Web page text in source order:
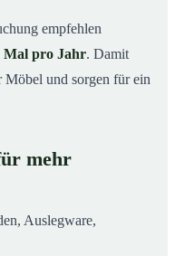
empfehlen
Mal pro Jahr. Damit
Möbel und sorgen für ein
mehr
Auslegware,